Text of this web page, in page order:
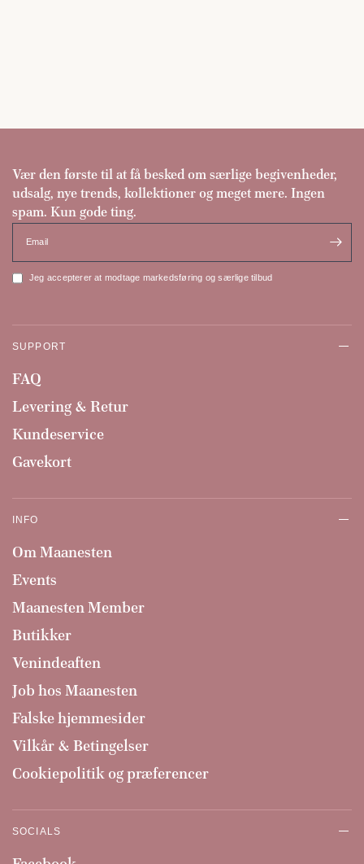
Vær den første til at få besked om særlige begivenheder,
udsalg, nye trends, kollektioner og meget mere. Ingen
spam. Kun gode ting.
Email
Jeg accepterer at modtage markedsføring og særlige tilbud
SUPPORT
FAQ
Levering & Retur
Kundeservice
Gavekort
INFO
Om Maanesten
Events
Maanesten Member
Butikker
Venindeaften
Job hos Maanesten
Falske hjemmesider
Vilkår & Betingelser
Cookiepolitik og præferencer
SOCIALS